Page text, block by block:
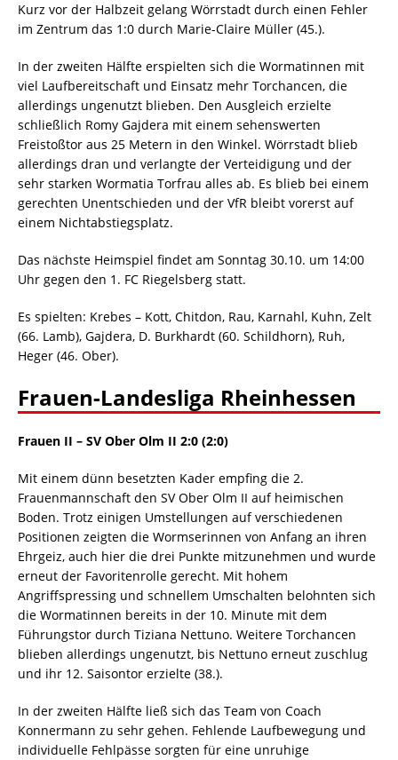
Kurz vor der Halbzeit gelang Wörrstadt durch einen Fehler
im Zentrum das 1:0 durch Marie-Claire Müller (45.).
In der zweiten Hälfte erspielten sich die Wormatinnen mit
viel Laufbereitschaft und Einsatz mehr Torchancen, die
allerdings ungenutzt blieben. Den Ausgleich erzielte
schließlich Romy Gajdera mit einem sehenswerten
Freistoßtor aus 25 Metern in den Winkel. Wörrstadt blieb
allerdings dran und verlangte der Verteidigung und der
sehr starken Wormatia Torfrau alles ab. Es blieb bei einem
gerechten Unentschieden und der VfR bleibt vorerst auf
einem Nichtabstiegsplatz.
Das nächste Heimspiel findet am Sonntag 30.10. um 14:00
Uhr gegen den 1. FC Riegelsberg statt.
Es spielten: Krebes – Kott, Chitdon, Rau, Karnahl, Kuhn, Zelt
(66. Lamb), Gajdera, D. Burkhardt (60. Schildhorn), Ruh,
Heger (46. Ober).
Frauen-Landesliga Rheinhessen
Frauen II – SV Ober Olm II 2:0 (2:0)
Mit einem dünn besetzten Kader empfing die 2.
Frauenmannschaft den SV Ober Olm II auf heimischen
Boden. Trotz einigen Umstellungen auf verschiedenen
Positionen zeigten die Wormserinnen von Anfang an ihren
Ehrgeiz, auch hier die drei Punkte mitzunehmen und wurde
erneut der Favoritenrolle gerecht. Mit hohem
Angriffspressing und schnellem Umschalten belohnten sich
die Wormatinnen bereits in der 10. Minute mit dem
Führungstor durch Tiziana Nettuno. Weitere Torchancen
blieben allerdings ungenutzt, bis Nettuno erneut zuschlug
und ihr 12. Saisontor erzielte (38.).
In der zweiten Hälfte ließ sich das Team von Coach
Konnermann zu sehr gehen. Fehlende Laufbewegung und
individuelle Fehlpässe sorgten für eine unruhige